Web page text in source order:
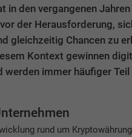
in den vergangenen
der Herausforderung,
gleichzeitig Chancen zu
Kontext gewinnen
werden immer häufiger
rund um